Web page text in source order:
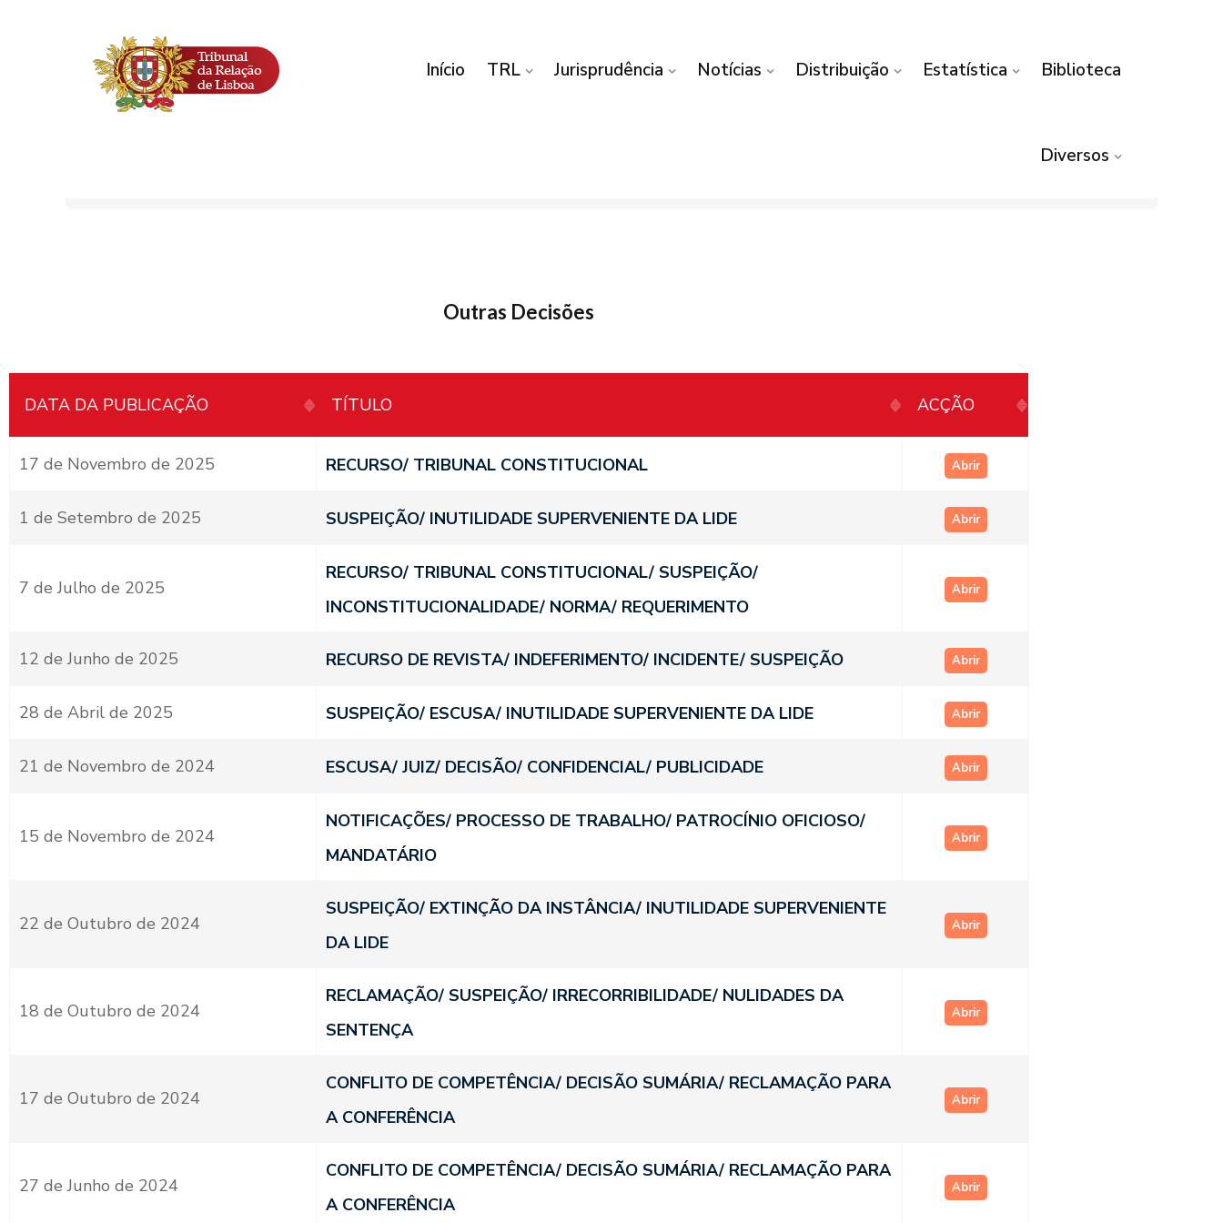
Início TRL Jurisprudência Notícias Distribuição Estatística Biblioteca
Diversos
Outras Decisões
DATA DA PUBLICAÇÃO TÍTULO ACÇÃO
17 de Novembro de 2025 RECURSO/ TRIBUNAL CONSTITUCIONAL Abrir
1 de Setembro de 2025 SUSPEIÇÃO/ INUTILIDADE SUPERVENIENTE DA LIDE Abrir
7 de Julho de 2025
RECURSO/ TRIBUNAL CONSTITUCIONAL/ SUSPEIÇÃO/
INCONSTITUCIONALIDADE/ NORMA/ REQUERIMENTO
Abrir
12 de Junho de 2025 RECURSO DE REVISTA/ INDEFERIMENTO/ INCIDENTE/ SUSPEIÇÃO Abrir
28 de Abril de 2025 SUSPEIÇÃO/ ESCUSA/ INUTILIDADE SUPERVENIENTE DA LIDE Abrir
21 de Novembro de 2024 ESCUSA/ JUIZ/ DECISÃO/ CONFIDENCIAL/ PUBLICIDADE Abrir
15 de Novembro de 2024
NOTIFICAÇÕES/ PROCESSO DE TRABALHO/ PATROCÍNIO OFICIOSO/
MANDATÁRIO
Abrir
22 de Outubro de 2024
SUSPEIÇÃO/ EXTINÇÃO DA INSTÂNCIA/ INUTILIDADE SUPERVENIENTE
DA LIDE
Abrir
18 de Outubro de 2024
RECLAMAÇÃO/ SUSPEIÇÃO/ IRRECORRIBILIDADE/ NULIDADES DA
SENTENÇA
Abrir
17 de Outubro de 2024
CONFLITO DE COMPETÊNCIA/ DECISÃO SUMÁRIA/ RECLAMAÇÃO PARA
A CONFERÊNCIA
Abrir
27 de Junho de 2024
CONFLITO DE COMPETÊNCIA/ DECISÃO SUMÁRIA/ RECLAMAÇÃO PARA
A CONFERÊNCIA
Abrir